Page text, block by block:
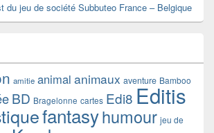
du jeu de société Subbuteo France – Belgique
amitie animal animaux aventure Bamboo
BD Bragelonne cartes Edi8 Editis
fantasyhumour jeu de